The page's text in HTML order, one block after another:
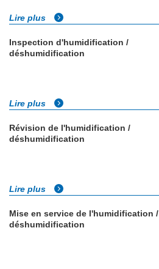
Lire plus
Inspection d'humidification /
déshumidification
Lire plus
Révision de l'humidification /
déshumidification
Lire plus
Mise en service de l'humidification /
déshumidification